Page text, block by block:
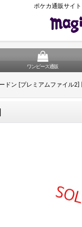
ポケカ通販サイト
ワンピース通販
ードン [プレミアムファイル2]